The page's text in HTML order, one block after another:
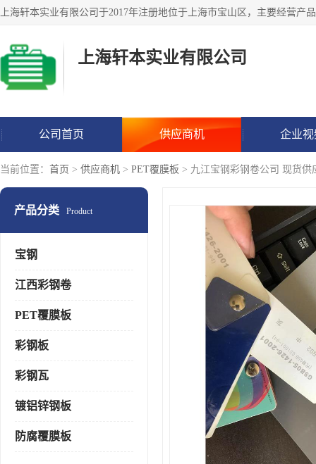
上海轩本实业有限公司
公司首页 供应商机 企业视
当前位置： 首页 > 供应商机 > PET覆膜板 > 九江宝钢彩钢卷公司 现货供
产品分类 Product
宝钢
江西彩钢卷
PET覆膜板
彩钢板
彩钢瓦
镀铝锌钢板
防腐覆膜板